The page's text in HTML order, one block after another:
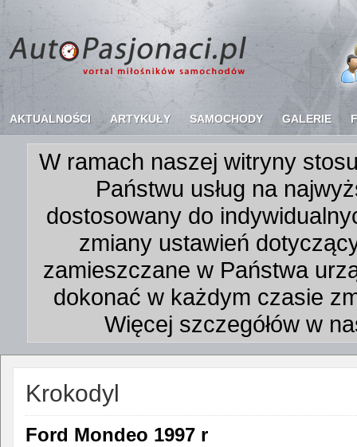
AKTUALNOŚCI ARTYKUŁY SAMOCHODY GALERIE
W ramach naszej witryny
Państwu usług na
dostosowany do
zmiany ustawień
zamieszczane w Państwa
dokonać w każdym czasie
Więcej szczegółów w
Krokodyl
Ford Mondeo 1997 r